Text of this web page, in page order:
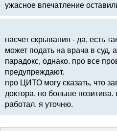
ужасное впечатление
насчет скрывания - да, есть
может подать на врача в суд,
парадокс, однако. про все
предупреждают.
про ЦИТО могу сказать, что
доктора, но больше
работал. я уточню.